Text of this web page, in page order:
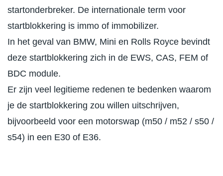
startonderbreker. De internationale term voor
startblokkering is immo of immobilizer.
In het geval van BMW, Mini en Rolls Royce bevindt
deze startblokkering zich in de EWS, CAS, FEM of
BDC module.
Er zijn veel legitieme redenen te bedenken waarom
je de startblokkering zou willen uitschrijven,
bijvoorbeeld voor een motorswap (m50 / m52 / s50 /
s54) in een E30 of E36.